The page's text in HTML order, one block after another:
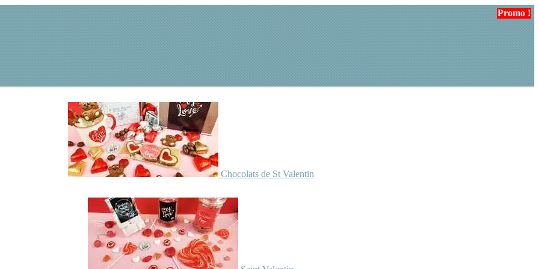
Chocolats de St Valentin
Promo !
Promo !